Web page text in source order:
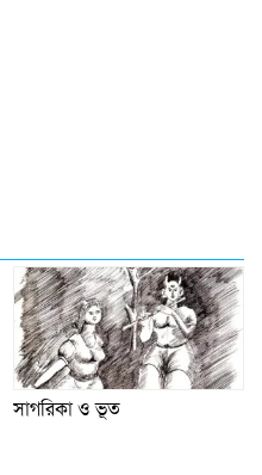
সাগরিকা ও ভূত